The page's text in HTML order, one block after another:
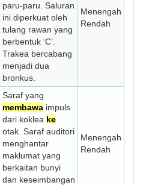
paru-paru. Saluran
ini diperkuat oleh
tulang rawan yang
berbentuk ‘C’.
Trakea bercabang
menjadi dua
bronkus.
Menengah
Rendah
Saraf yang
membawa impuls
dari koklea ke
otak. Saraf auditori
menghantar
maklumat yang
berkaitan bunyi
dan keseimbangan
Menengah
Rendah